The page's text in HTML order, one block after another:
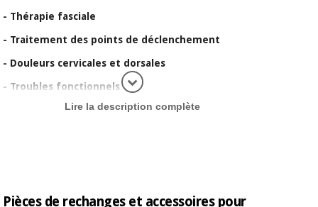
Lire la description complète
- Thérapie fasciale
- Traitement des points de déclenchement
- Douleurs cervicales et dorsales
- Troubles fonctionnels
- Douleurs articulaires
Pièces de rechanges et accessoires pour